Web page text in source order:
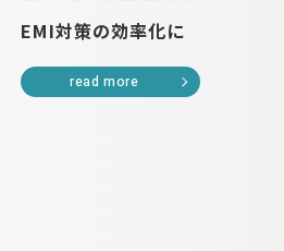
EMI対策の効率化に
read more
雷サージ試験器
電源電圧変動試験器・その他試験器